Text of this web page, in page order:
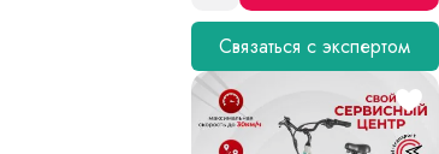
Связаться с экспертом